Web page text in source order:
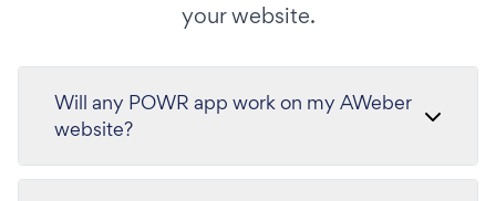
your website.
Will any POWR app work on my AWeber
website?